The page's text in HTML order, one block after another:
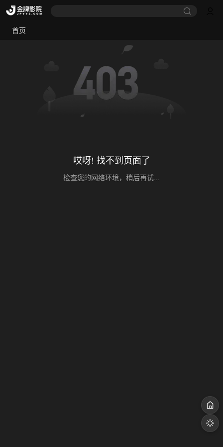
首页
哎呀! 找不到页面了
检查您的网络环境，稍后再试...